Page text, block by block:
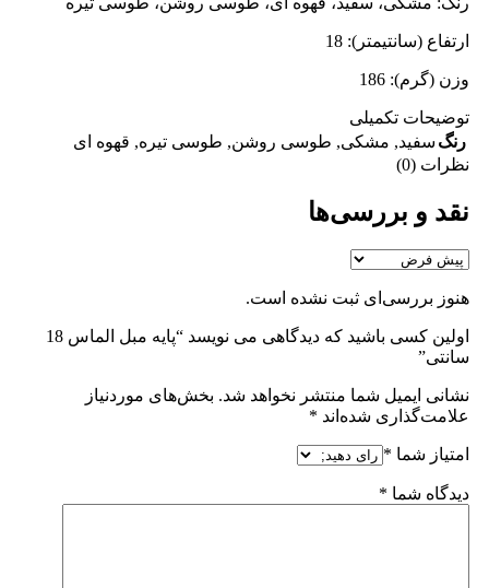
ارتفاع (سانتیمتر): 18
وزن (گرم): 186
توضیحات تکمیلی
رنگ سفید, مشکی, طوسی روشن, طوسی تیره, قهوه ای
نظرات (0)
نقد و بررسی‌ها
هنوز بررسی‌ای ثبت نشده است.
اولین کسی باشید که دیدگاهی می نویسد “پایه مبل الماس 18
سانتی”
نشانی ایمیل شما منتشر نخواهد شد. بخش‌های موردنیاز
علامت‌گذاری شده‌اند *
امتیاز شما *
دیدگاه شما *